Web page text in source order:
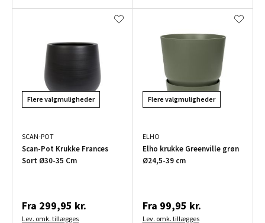
Flere valgmuligheder
SCAN-POT
Scan-Pot Krukke Frances
Sort Ø30-35 Cm
Fra 299,95 kr.
Lev. omk. tillægges
Flere valgmuligheder
ELHO
Elho krukke Greenville grøn
Ø24,5-39 cm
Fra 99,95 kr.
Lev. omk. tillægges